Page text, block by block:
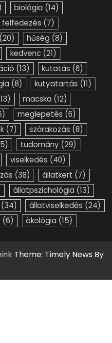
biológia (14)
felfedezés (7)
(20) hűség (8)
kedvenc (21)
(13) kutatás (6)
(8) kutyatartás (11)
macska (12)
meglepetés (6)
(7) szórakozás (8)
tudomány (29)
viselkedés (40)
(38) állatkert (7)
állatpszichológia (13)
(34) állatviselkedés (24)
(6) ökológia (15)
Theme: Timely News By